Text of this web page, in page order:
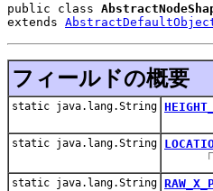
public class
extends
フィールドの概要
static java.lang.String
static java.lang.String
「位
static java.lang.String